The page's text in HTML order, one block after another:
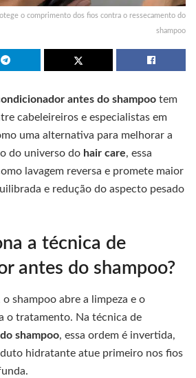
o comprimento dos fios contra o ressecamento do
shampoo
antes do shampoo tem
cabeleireiros e especialistas em
uma alternativa para melhorar a
do universo do hair care, essa
lavagem reversa e promete maior
e redução do aspecto pesado
a técnica de
antes do shampoo?
shampoo abre a limpeza e o
o tratamento. Na técnica de
shampoo, essa ordem é invertida,
hidratante atue primeiro nos fios